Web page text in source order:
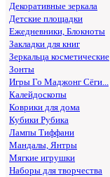
Декоративные зеркала
Детские площадки
Ежедневники, Блокноты
Закладки для книг
Зеркальца косметические
Зонты
Игры Го Маджонг Сёги...
Калейдоскопы
Коврики для дома
Кубики Рубика
Лампы Тиффани
Мандалы, Янтры
Мягкие игрушки
Наборы для творчества